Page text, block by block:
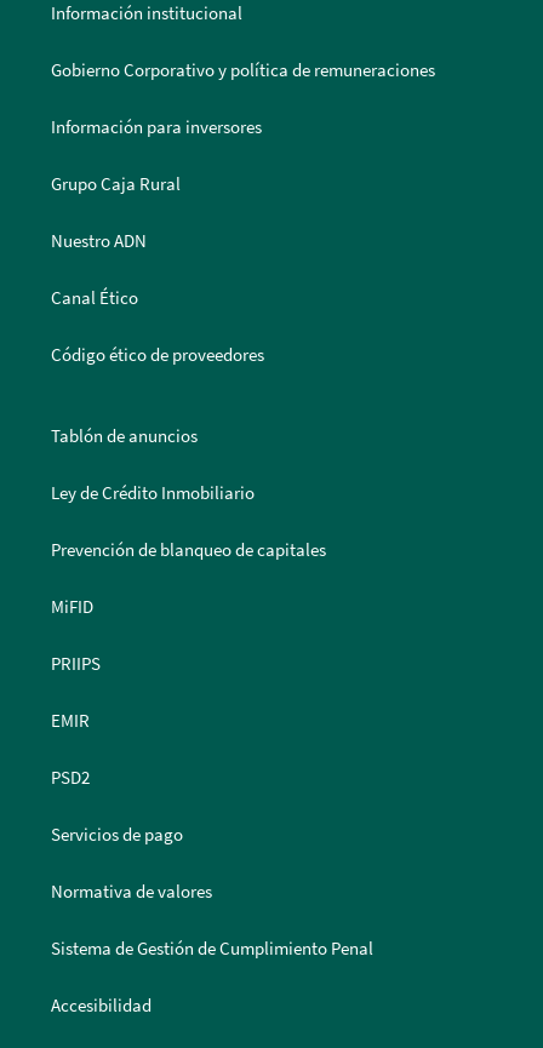
Información institucional
Gobierno Corporativo y política de remuneraciones
Información para inversores
Grupo Caja Rural
Nuestro ADN
Canal Ético
Código ético de proveedores
Tablón de anuncios
Ley de Crédito Inmobiliario
Prevención de blanqueo de capitales
MiFID
PRIIPS
EMIR
PSD2
Servicios de pago
Normativa de valores
Sistema de Gestión de Cumplimiento Penal
Accesibilidad